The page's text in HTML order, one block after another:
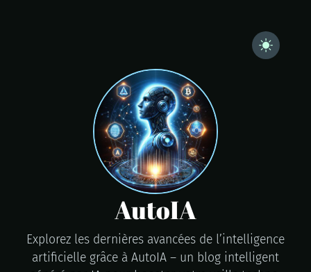
AutoIA
Explorez les dernières avancées de l’intelligence
artificielle grâce à AutoIA – un blog intelligent